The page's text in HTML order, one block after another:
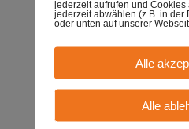
Methoden Miniinterventionen
Positive
Sinnvoll
jederzeit aufrufen und Cookies
jederzeit abwählen (z.B. in der
oder unten auf unserer
Alle
Alle